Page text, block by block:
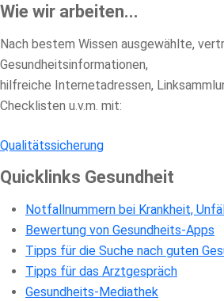
Wie wir arbeiten...
Nach bestem Wissen ausgewählte,
Gesundheitsinformationen,
hilfreiche Internetadressen,
Checklisten u.v.m. mit:
Qualitätssicherung
Quicklinks Gesundheit
Notfallnummern bei Krankheit,
Bewertung von Gesundheits-Apps
Tipps für die Suche nach guten
Tipps für das Arztgespräch
Gesundheits-Mediathek